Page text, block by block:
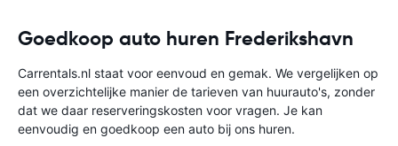
Goedkoop auto huren Frederikshavn
Carrentals.nl staat voor eenvoud en gemak. We vergelijken op
een overzichtelijke manier de tarieven van huurauto's, zonder
dat we daar reserveringskosten voor vragen. Je kan
eenvoudig en goedkoop een auto bij ons huren.